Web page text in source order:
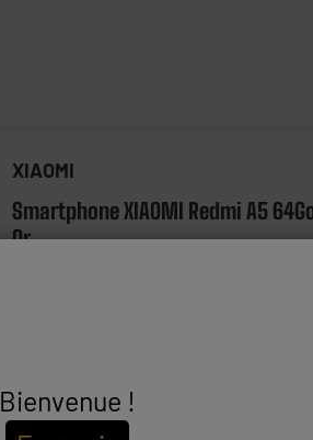
XIAOMI
Smartphone XIAOMI Redmi A5
Or
Bienvenue !